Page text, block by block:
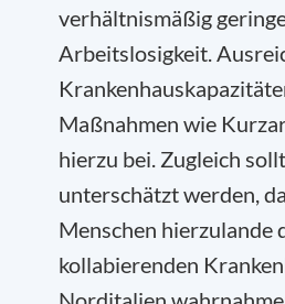
verhältnismäßig
Arbeitslosigkeit.
Maßnahmen wie
hierzu bei. Zugleich
unterschätzt werden,
Menschen hierzulande
kollabierenden